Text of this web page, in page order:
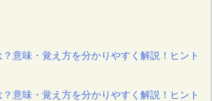
意味・覚え方を分かりやすく解説！ヒント
意味・覚え方を分かりやすく解説！ヒント